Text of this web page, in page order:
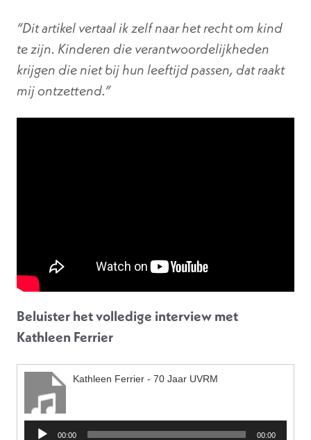
“Dit artikel vertaal ik zelf naar het recht om kind
te zijn. Kinderen die verantwoordelijkheden
krijgen die niet bij hun leeftijd passen, dat raakt
mij ontzettend.”
Beluister het volledige interview met
Kathleen Ferrier
Kathleen Ferrier - 70 Jaar UVRM
Audiospeler
00:00 00:00